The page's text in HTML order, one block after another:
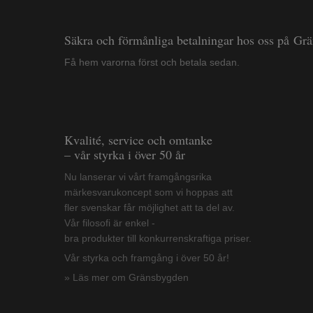
Säkra och förmånliga betalningar hos oss på
Få hem varorna först och betala sedan.
Kvalité, service och omtanke
– vår styrka i över 50 år
Nu lanserar vi vårt framgångsrika
märkesvarukoncept som vi hoppas att
fler svenskar får möjlighet att ta del av.
Vår filosofi är enkel -
bra produkter till konkurrenskraftiga priser.
Vår styrka och framgång i över 50 år!
» Läs mer om Gränsbygden